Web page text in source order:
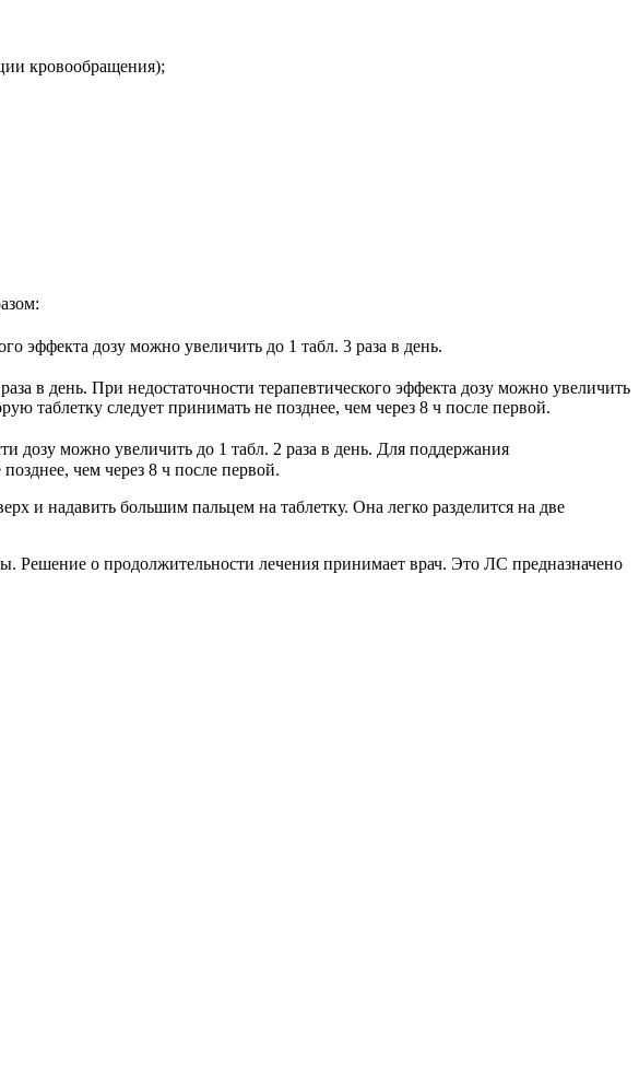
кровообращения);
эффекта дозу можно увеличить до 1 табл. 3 раза в день.
в день. При недостаточности терапевтического эффекта дозу можно увеличить
таблетку следует принимать не позднее, чем через 8 ч после первой.
дозу можно увеличить до 1 табл. 2 раза в день. Для поддержания
чем через 8 ч после первой.
и надавить большим пальцем на таблетку. Она легко разделится на две
Решение о продолжительности лечения принимает врач. Это ЛС предназначено